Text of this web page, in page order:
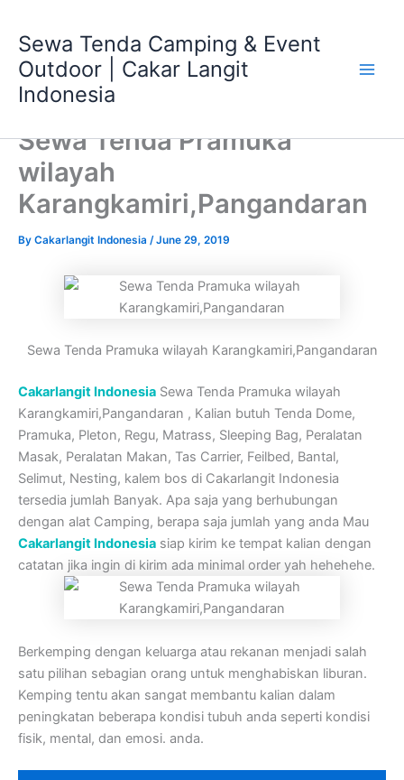
content
Sewa Tenda Camping & Event
Outdoor | Cakar Langit
Indonesia
Sewa Tenda Pramuka
wilayah
Karangkamiri,Pangandaran
By Cakarlangit Indonesia /June 29, 2019
Sewa Tenda Pramuka wilayah Karangkamiri,Pangandaran
Cakarlangit Indonesia Sewa Tenda Pramuka wilayah
Karangkamiri,Pangandaran , Kalian butuh Tenda Dome,
Pramuka, Pleton, Regu, Matrass, Sleeping Bag, Peralatan
Masak, Peralatan Makan, Tas Carrier, Feilbed, Bantal,
Selimut, Nesting, kalem bos di Cakarlangit Indonesia
tersedia jumlah Banyak. Apa saja yang berhubungan
dengan alat Camping, berapa saja jumlah yang anda Mau
Cakarlangit Indonesia siap kirim ke tempat kalian dengan
catatan jika ingin di kirim ada minimal order yah hehehehe.
Berkemping dengan keluarga atau rekanan menjadi salah
satu pilihan sebagian orang untuk menghabiskan liburan.
Kemping tentu akan sangat membantu kalian dalam
peningkatan beberapa kondisi tubuh anda seperti kondisi
fisik, mental, dan emosi. anda.